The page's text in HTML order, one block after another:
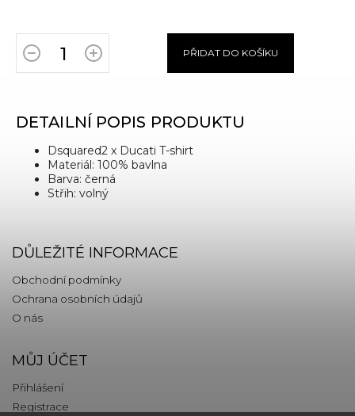
PŘIDAT DO KOŠÍKU
DETAILNÍ POPIS PRODUKTU
Dsquared2 x Ducati T-shirt
Materiál: 100% bavlna
Barva: černá
Střih: volný
DŮLEŽITÉ INFORMACE
Obchodní podmínky
Ochrana osobních údajů
O nás
MŮJ ÚČET
Přihlášení
Registrace